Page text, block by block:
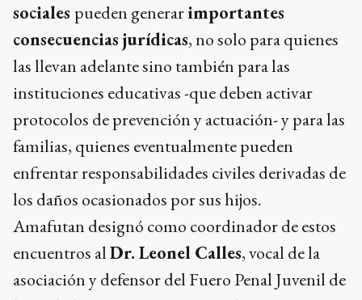
sociales pueden generarimportantes
consecuencias jurídicas, no solo para quienes
las llevan adelante sino también para las
instituciones educativas -que deben activar
protocolos de prevención y actuación- y para las
familias, quienes eventualmente pueden
enfrentar responsabilidades civiles derivadas de
los daños ocasionados por sus hijos.
Amafutan designó como coordinador de estos
encuentros alDr. Leonel Calles, vocal de la
asociación y defensor del Fuero Penal Juvenil de